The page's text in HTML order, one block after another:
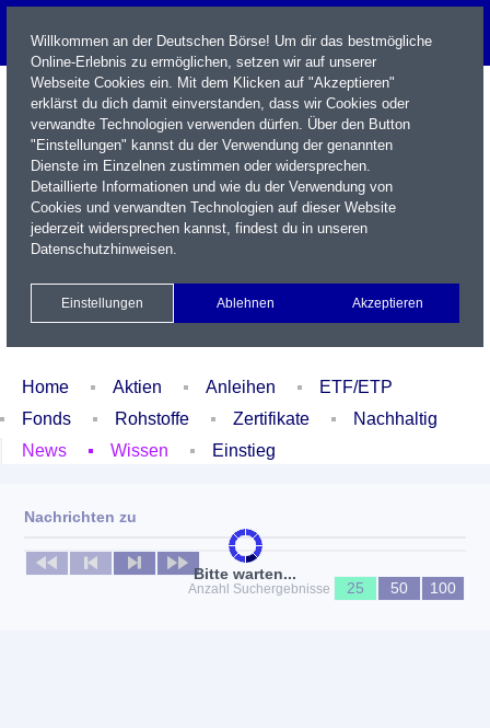
Name / WKN / ISIN / Kürzel
Xetra Realtime
Watchlist Portfolio Login
Home Aktien Anleihen
ETF/ETP
Fonds
Rohstoffe Zertifikate
Nachhaltig
News
Wissen Einstieg
Bitte warten...
Nachrichten zu
Keine News verfügbar
Anzahl Suchergebnisse
25 50 100
Willkommen an der Deutschen Börse! Um dir das bestmögliche
Online-Erlebnis zu ermöglichen, setzen wir auf unserer
Webseite Cookies ein. Mit dem Klicken auf "Akzeptieren"
erklärst du dich damit einverstanden, dass wir Cookies oder
verwandte Technologien verwenden dürfen. Über den Button
"Einstellungen" kannst du der Verwendung der genannten
Dienste im Einzelnen zustimmen oder widersprechen.
Detaillierte Informationen und wie du der Verwendung von
Cookies und verwandten Technologien auf dieser Website
jederzeit widersprechen kannst, findest du in unseren
Datenschutzhinweisen.
Einstellungen Ablehnen Akzeptieren